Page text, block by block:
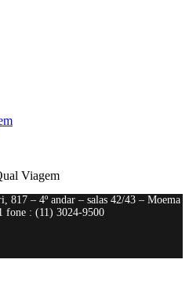
Viagem
817 – 4º andar – salas 42/43 – Moema
fone : (11) 3024-9500